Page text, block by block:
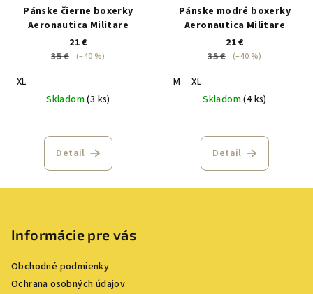
Pánske čierne boxerky
Aeronautica Militare
21 €
35 €
(–40 %)
XL
Skladom(3 ks)
Detail
Pánske modré boxerky
Aeronautica Militare
21 €
35 €
(–40 %)
M
XL
Skladom(4 ks)
Detail
Informácie pre vás
Obchodné podmienky
Ochrana osobných údajov